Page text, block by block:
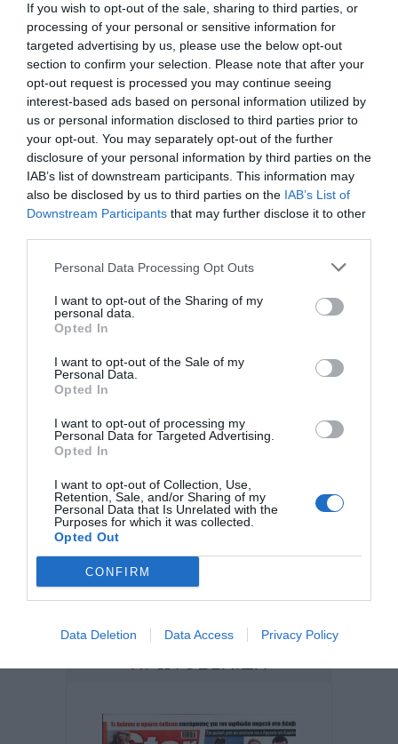
If you wish to opt-out of the sale, sharing to third parties, or
processing of your personal or sensitive information for
targeted advertising by us, please use the below opt-out
section to confirm your selection. Please note that after your
opt-out request is processed you may continue seeing
interest-based ads based on personal information utilized by
us or personal information disclosed to third parties prior to
your opt-out. You may separately opt-out of the further
disclosure of your personal information by third parties on the
IAB’s list of downstream participants. This information may
also be disclosed by us to third parties on the IAB’s List of
Downstream Participants that may further disclose it to other
Personal Data Processing Opt Outs
I want to opt-out of the Sharing of my
personal data.
Opted In
I want to opt-out of the Sale of my
Personal Data.
Opted In
I want to opt-out of processing my
Personal Data for Targeted Advertising.
Opted In
I want to opt-out of Collection, Use,
Retention, Sale, and/or Sharing of my
Personal Data that Is Unrelated with the
Purposes for which it was collected.
Opted Out
CONFIRM
Data Deletion Data Access Privacy Policy
ΔΗΜΟΦΙΛΕΣΤΕΡΑ ΗΜΕΡΑΣ
1 ΣΕΙΡΕΣ - ΤΑΙΝΙΕΣ
Δεν θα το πιστεύεις:Δες απόψε στο Ertflix την ταινία -
έπος που για 133 λεπτά σε κρατάει δικό της
2 ΜΠΑΛΑ
Η αλήθεια για τον Ετιέν Καμαρά
3 ΔΙΑΚΟΠΕΣ
180 ευρώ με θέα την Καλντέρα:Η στρατηγική last minute
TAGS: #NEWS